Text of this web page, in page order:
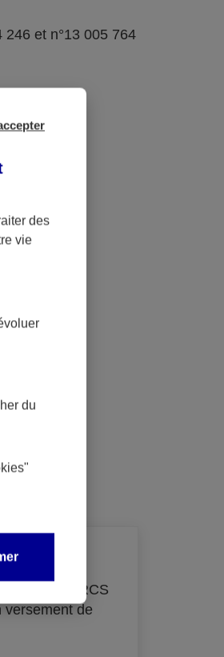
et n°13 005 764
au RCS
versement de
des
vie
du
"